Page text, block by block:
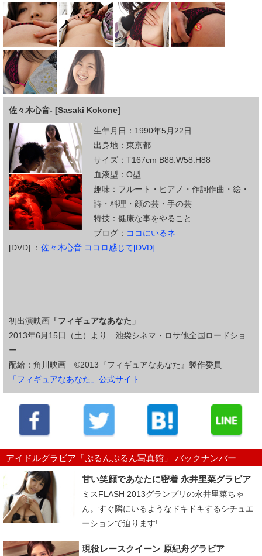
佐々木心音- [Sasaki Kokone]
生年月日：1990年5月22日
出身地：東京都
サイズ：T167cm B88.W58.H88
血液型：O型
趣味：フルート・ピアノ・作詞作曲・絵・
詩・料理・顔の芸・手の芸
特技：健康な事をやること
ブログ： ココにいるネ
[DVD] ： 佐々木心音 ココロ感じて[DVD]
初出演映画 「フィギュアなあなた」
2013年6月15日（土）より 池袋シネマ・ロサ他全国ロードショ
ー
配給：角川映画 ©2013『フィギュアなあなた』製作委員
「フィギュアなあなた」公式サイト
アイドルグラビア「ぷるんぷるん写真館」 バックナンバー
甘い笑顔であなたに密着 永井里菜グラビア
ミスFLASH 2013グランプリの永井里菜ちゃ
ん。すぐ隣にいるようなドキドキするシチュエ
ーションで迫ります! ...
現役レースクイーン 原紀舟グラビア